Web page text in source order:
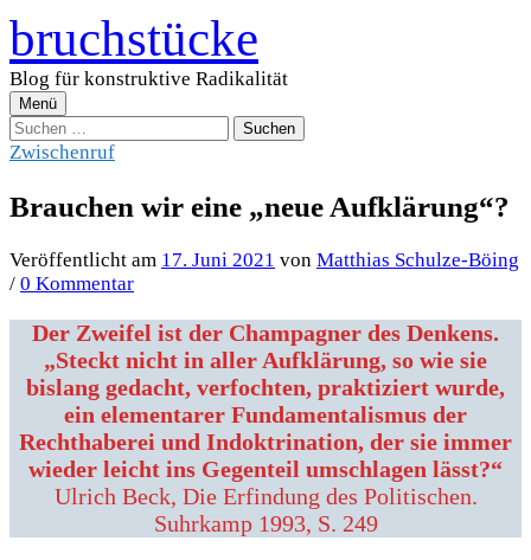
Zum
Inhalt
überspringen
bruchstücke
Blog für konstruktive Radikalität
Menü
Suchen
nach:
Zwischenruf
Brauchen wir eine „neue Aufklärung“?
Veröffentlicht am 17. Juni 2021 von Matthias Schulze-Böing
/ 0 Kommentar
Der Zweifel ist der Champagner des Denkens.
„Steckt nicht in aller Aufklärung, so wie sie
bislang gedacht, verfochten, praktiziert wurde,
ein elementarer Fundamentalismus der
Rechthaberei und Indoktrination, der sie immer
wieder leicht ins Gegenteil umschlagen lässt?“
Ulrich Beck, Die Erfindung des Politischen.
Suhrkamp 1993, S. 249